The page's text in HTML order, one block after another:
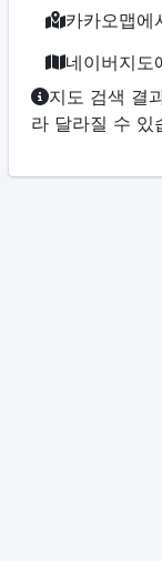
카카오맵에
네이버지도
지도 검색 결
라 달라질 수 있